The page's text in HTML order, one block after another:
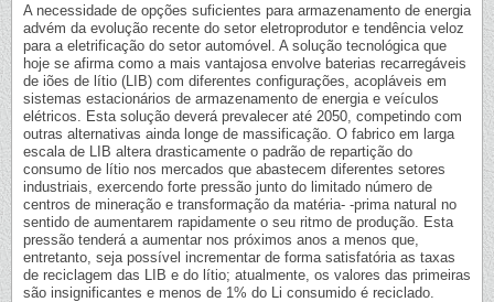
A necessidade de opções suficientes para armazenamento de energia
advém da evolução recente do setor eletroprodutor e tendência veloz
para a eletrificação do setor automóvel. A solução tecnológica que
hoje se afirma como a mais vantajosa envolve baterias recarregáveis
de iões de lítio (LIB) com diferentes configurações, acopláveis em
sistemas estacionários de armazenamento de energia e veículos
elétricos. Esta solução deverá prevalecer até 2050, competindo com
outras alternativas ainda longe de massificação. O fabrico em larga
escala de LIB altera drasticamente o padrão de repartição do
consumo de lítio nos mercados que abastecem diferentes setores
industriais, exercendo forte pressão junto do limitado número de
centros de mineração e transformação da matéria- -prima natural no
sentido de aumentarem rapidamente o seu ritmo de produção. Esta
pressão tenderá a aumentar nos próximos anos a menos que,
entretanto, seja possível incrementar de forma satisfatória as taxas
de reciclagem das LIB e do lítio; atualmente, os valores das primeiras
são insignificantes e menos de 1% do Li consumido é reciclado.